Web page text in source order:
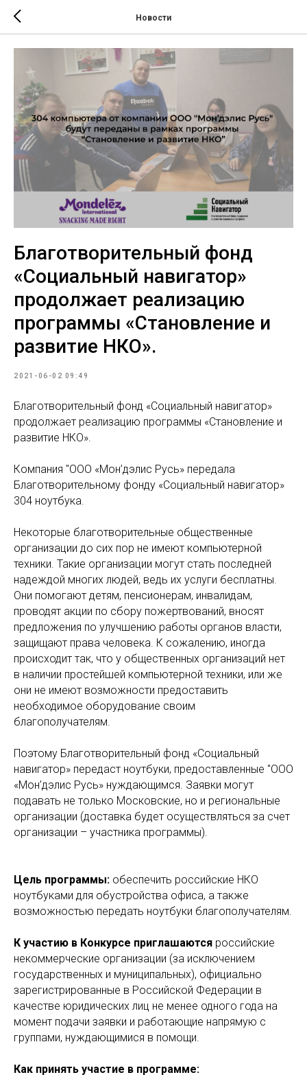
Новости
Благотворительный фонд
«Социальный навигатор»
продолжает реализацию
программы «Становление и
развитие НКО».
2021-06-02 09:49
Благотворительный фонд «Социальный навигатор»
продолжает реализацию программы «Становление и
развитие НКО».
Компания "ООО «Мон’дэлис Русь» передала
Благотворительному фонду «Социальный навигатор»
304 ноутбука.
Некоторые благотворительные общественные
организации до сих пор не имеют компьютерной
техники. Такие организации могут стать последней
надеждой многих людей, ведь их услуги бесплатны.
Они помогают детям, пенсионерам, инвалидам,
проводят акции по сбору пожертвований, вносят
предложения по улучшению работы органов власти,
защищают права человека. К сожалению, иногда
происходит так, что у общественных организаций нет
в наличии простейшей компьютерной техники, или же
они не имеют возможности предоставить
необходимое оборудование своим
благополучателям.
Поэтому Благотворительный фонд «Социальный
навигатор» передаст ноутбуки, предоставленные "ООО
«Мон’дэлис Русь» нуждающимся. Заявки могут
подавать не только Московские, но и региональные
организации (доставка будет осуществляться за счет
организации – участника программы).
Цель программы: обеспечить российские НКО
ноутбуками для обустройства офиса, а также
возможностью передать ноутбуки благополучателям.
К участию в Конкурсе приглашаются российские
некоммерческие организации (за исключением
государственных и муниципальных), официально
зарегистрированные в Российской Федерации в
качестве юридических лиц не менее одного года на
момент подачи заявки и работающие напрямую с
группами, нуждающимися в помощи.
Как принять участие в программе: